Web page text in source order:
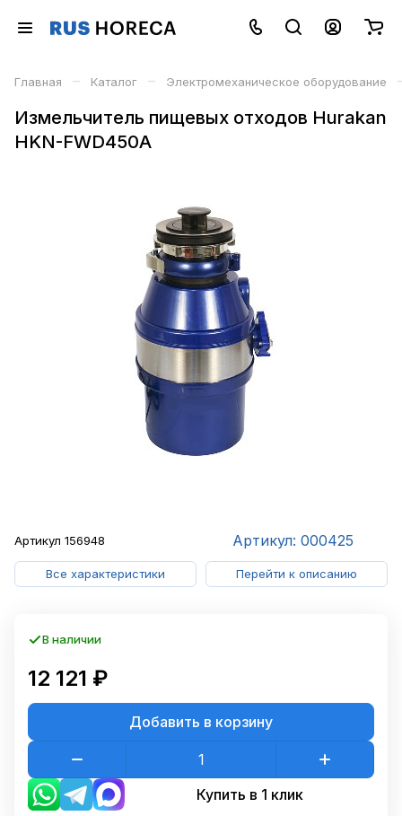
Главная – Каталог – Электромеханическое оборудование
Измельчитель пищевых отходов Hurakan
HKN-FWD450A
Артикул 156948 Артикул: 000425
Все характеристики Перейти к описанию
В наличии
12 121 ₽
Добавить в корзину
Купить в 1 клик